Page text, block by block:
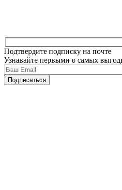
Подтвердите подписку на почте
Узнавайте первыми о самых